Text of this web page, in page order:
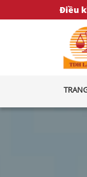
Điều